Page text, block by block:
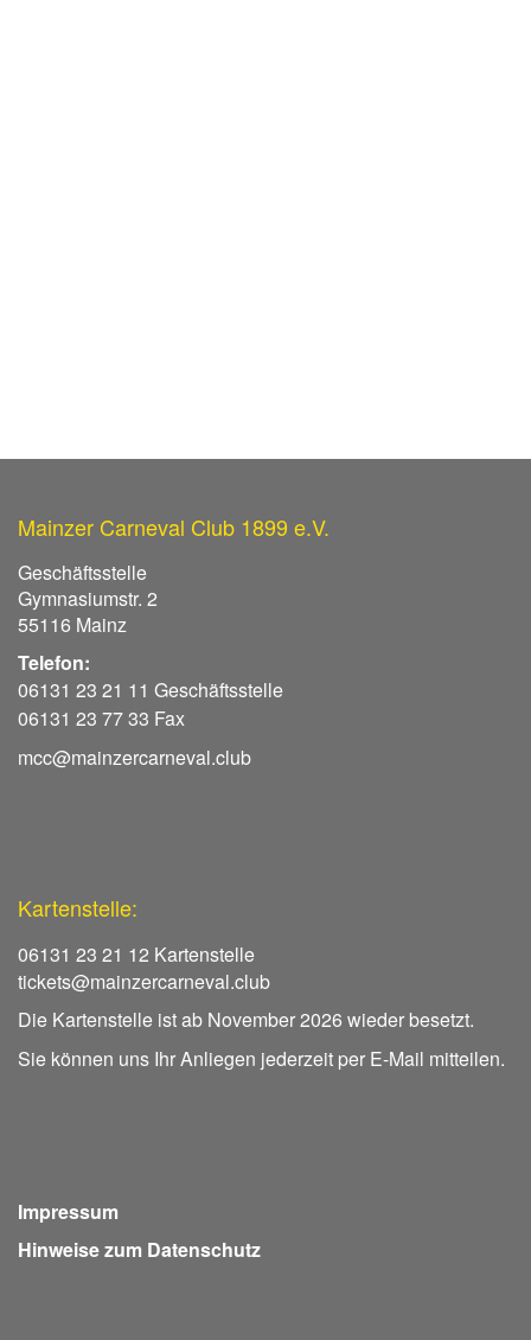
Mainzer Carneval Club 1899 e.V.
Geschäftsstelle
Gymnasiumstr. 2
55116 Mainz
Telefon:
06131 23 21 11 Geschäftsstelle
06131 23 77 33 Fax
mcc@mainzercarneval.club
Kartenstelle:
06131 23 21 12 Kartenstelle
tickets@mainzercarneval.club
Die Kartenstelle ist ab November 2026 wieder besetzt.
Sie können uns Ihr Anliegen jederzeit per E-Mail mitteilen.
Impressum
Hinweise zum Datenschutz